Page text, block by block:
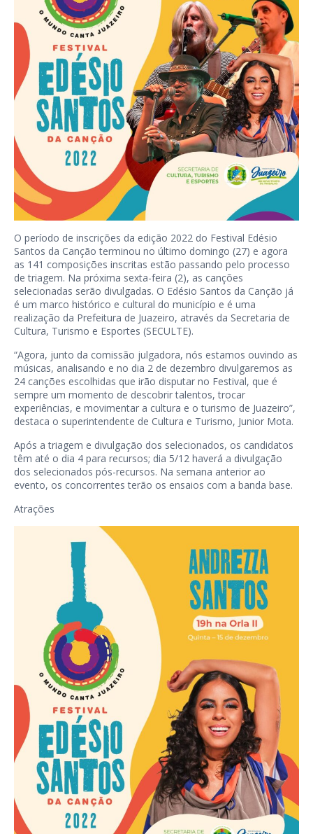
O período de inscrições da edição 2022 do Festival Edésio
Santos da Canção terminou no último domingo (27) e agora
as 141 composições inscritas estão passando pelo processo
de triagem. Na próxima sexta-feira (2), as canções
selecionadas serão divulgadas. O Edésio Santos da Canção já
é um marco histórico e cultural do município e é uma
realização da Prefeitura de Juazeiro, através da Secretaria de
Cultura, Turismo e Esportes (SECULTE).
“Agora, junto da comissão julgadora, nós estamos ouvindo as
músicas, analisando e no dia 2 de dezembro divulgaremos as
24 canções escolhidas que irão disputar no Festival, que é
sempre um momento de descobrir talentos, trocar
experiências, e movimentar a cultura e o turismo de Juazeiro”,
destaca o superintendente de Cultura e Turismo, Junior Mota.
Após a triagem e divulgação dos selecionados, os candidatos
têm até o dia 4 para recursos; dia 5/12 haverá a divulgação
dos selecionados pós-recursos. Na semana anterior ao
evento, os concorrentes terão os ensaios com a banda base.
Atrações